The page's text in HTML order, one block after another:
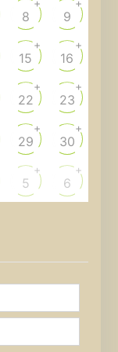
8
+
9
+
15
+
16
+
22
+
23
+
29
+
30
+
5
+
6
+